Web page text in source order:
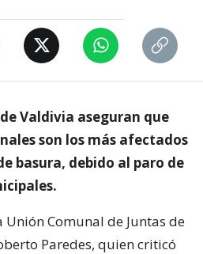
Valdivia aseguran que
son los más afectados
basura, debido al paro de
Unión Comunal de Juntas de
Paredes, quien criticó